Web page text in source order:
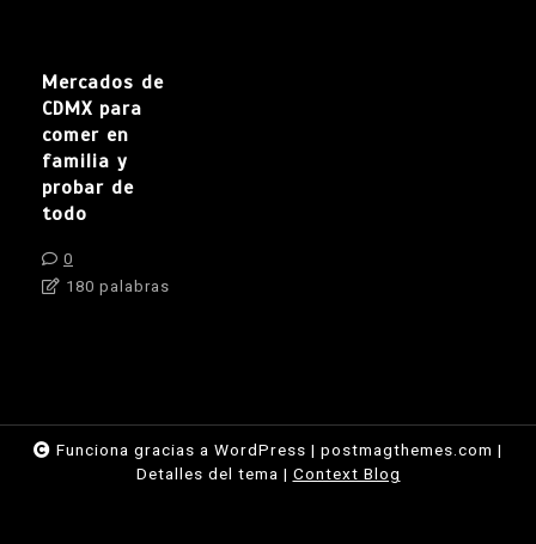
Mercados de
CDMX para
comer en
familia y
probar de
todo
0
180 palabras
Funciona gracias a WordPress | postmagthemes.com |
Detalles del tema | Context Blog